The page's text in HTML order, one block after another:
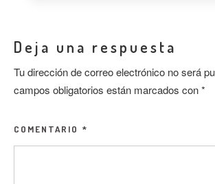
Deja una respuesta
Tu dirección de correo electrónico no será
campos obligatorios están marcados con*
COMENTARIO *